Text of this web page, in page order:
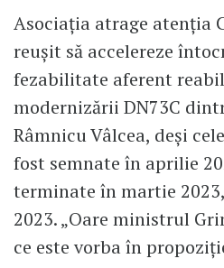
Asociația atrage atenția
reușit să accelereze
fezabilitate aferent
modernizării DN73C
Râmnicu Vâlcea, deși
fost semnate în aprilie
terminate în martie
2023. „Oare ministrul
ce este vorba în